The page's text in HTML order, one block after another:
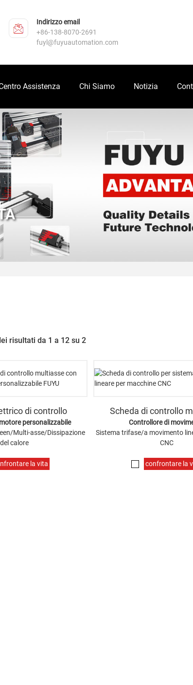
Indirizzo email
+86-138-8070-2691
fuyl@fuyuautomation.com
Assistenza Chi Siamo Notizia
risultati da 1 a 12 su 2
di controllo
personalizzabile
Multi-asse/Dissipazione
del calore
la vita
Scheda di controllo
Controllore di
Sistema trifase/a movimento
CNC
confrontare la